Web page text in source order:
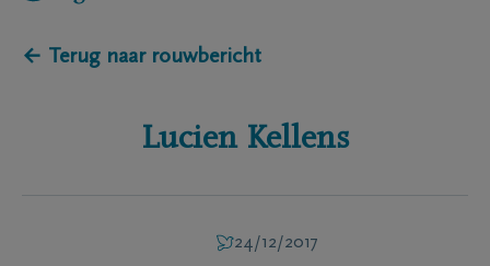
← Terug naar rouwbericht
Lucien Kellens
24/12/2017